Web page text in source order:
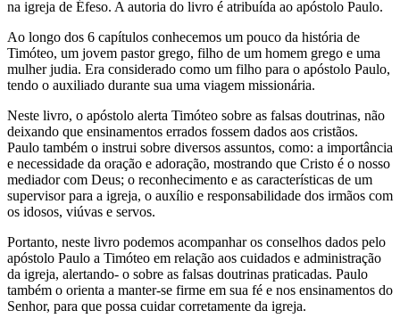
na igreja de Éfeso. A autoria do livro é atribuída ao apóstolo Paulo.
Ao longo dos 6 capítulos conhecemos um pouco da história de
Timóteo, um jovem pastor grego, filho de um homem grego e uma
mulher judia. Era considerado como um filho para o apóstolo Paulo,
tendo o auxiliado durante sua uma viagem missionária.
Neste livro, o apóstolo alerta Timóteo sobre as falsas doutrinas, não
deixando que ensinamentos errados fossem dados aos cristãos.
Paulo também o instrui sobre diversos assuntos, como: a importância
e necessidade da oração e adoração, mostrando que Cristo é o nosso
mediador com Deus; o reconhecimento e as características de um
supervisor para a igreja, o auxílio e responsabilidade dos irmãos com
os idosos, viúvas e servos.
Portanto, neste livro podemos acompanhar os conselhos dados pelo
apóstolo Paulo a Timóteo em relação aos cuidados e administração
da igreja, alertando- o sobre as falsas doutrinas praticadas. Paulo
também o orienta a manter-se firme em sua fé e nos ensinamentos do
Senhor, para que possa cuidar corretamente da igreja.